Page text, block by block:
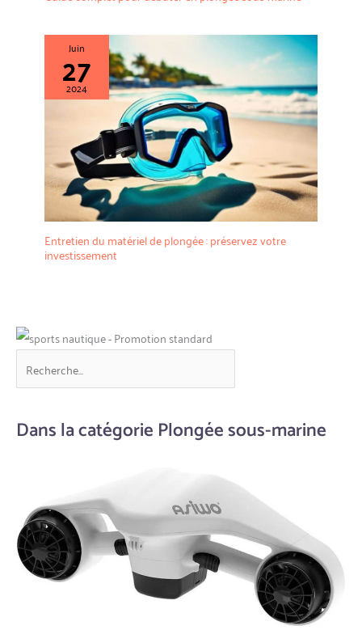
Juin
27
2024
Entretien du matériel de plongée : préservez votre
investissement
Dans la catégorie Plongée sous-marine